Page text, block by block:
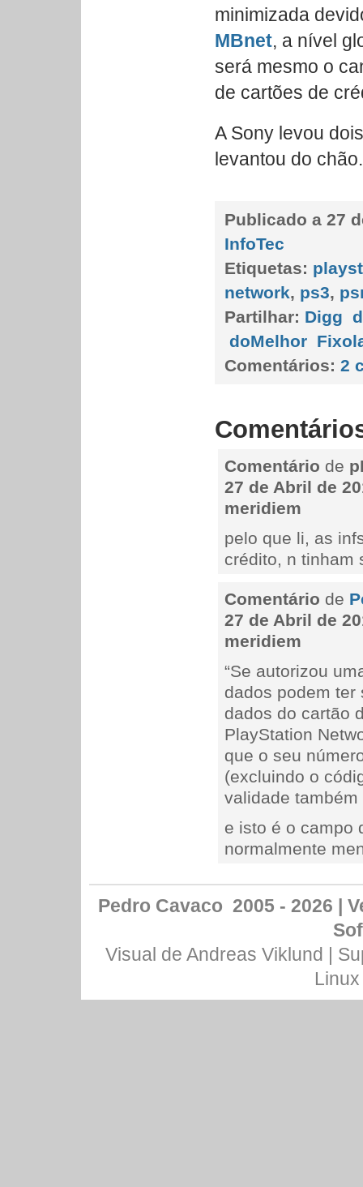
minimizada
MBnet, a nível
será mesmo o
de cartões de
A Sony levou
levantou do chão.
Publicado a 27
InfoTec
Etiquetas:
network, ps3,
Partilhar: Digg
doMelhor
Comentários: 2
Comentário de
27 de Abril de
meridiem
pelo que li, as
crédito, n tinham
Comentário de
27 de Abril de
meridiem
“Se autorizou
dados podem ter
dados do cartão
PlayStation
que o seu
(excluindo o
validade também
e isto é o campo
normalmente
Pedro Cavaco 2005 - 2026 |
Visual de Andreas Viklund |
Linux